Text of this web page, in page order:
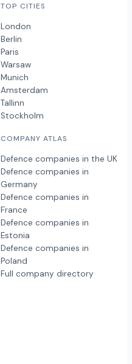
TOP CITIES
London
Berlin
Paris
Warsaw
Munich
Amsterdam
Tallinn
Stockholm
COMPANY ATLAS
Defence companies in the UK
Defence companies in
Germany
Defence companies in
France
Defence companies in
Estonia
Defence companies in
Poland
Full company directory